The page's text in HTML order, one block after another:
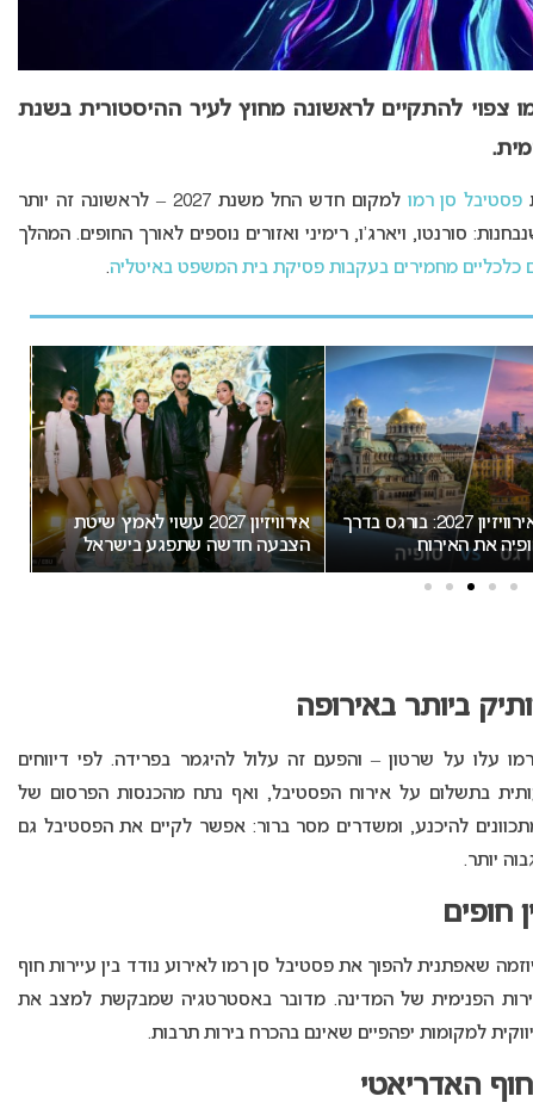
צפוי להתקיים לראשונה מחוץ לעיר ההיסטורית בשנת
פסטיבל סן רמו
למקום חדש החל משנת 2027 – לראשונה זה יותר
סורנטו, ויארג’ו, רימיני ואזורים נוספים לאורך החופים. המהלך
כלכליים מחמירים בעקבות פסיקת בית המשפט באיטליה.
המירוץ לאירוויזיון 2027: בורגס בדרך
את האירוח
אירוויזיון 2027 עשוי לאמץ שיטת
הצבעה חדשה שתפגע בישראל
ביותר באירופה
עלו על שרטון – והפעם זה עלול להיגמר בפרידה. לפי דיווחים
בתשלום על אירוח הפסטיבל, ואף נתח מהכנסות הפרסום של
להיכנע, ומשדרים מסר ברור: אפשר לקיים את הפסטיבל גם
יותר.
חופים
שאפתנית להפוך את פסטיבל סן רמו לאירוע נודד בין עיירות חוף
הפנימית של המדינה. מדובר באסטרטגיה שמבקשת למצב את
למקומות יפהפיים שאינם בהכרח בירות תרבות.
האדריאטי